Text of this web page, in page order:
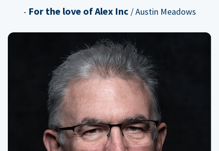
- For the love of Alex Inc / Austin Meadows